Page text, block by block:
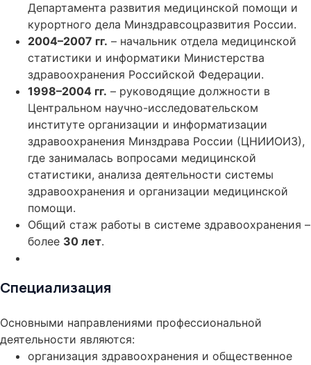
Департамента развития медицинской помощи и
курортного дела Минздравсоцразвития России.
2004–2007 гг. – начальник отдела медицинской
статистики и информатики Министерства
здравоохранения Российской Федерации.
1998–2004 гг. – руководящие должности в
Центральном научно-исследовательском
институте организации и информатизации
здравоохранения Минздрава России (ЦНИИОИЗ),
где занималась вопросами медицинской
статистики, анализа деятельности системы
здравоохранения и организации медицинской
помощи.
Общий стаж работы в системе здравоохранения –
более 30 лет.
Специализация
Основными направлениями профессиональной
деятельности являются:
организация здравоохранения и общественное